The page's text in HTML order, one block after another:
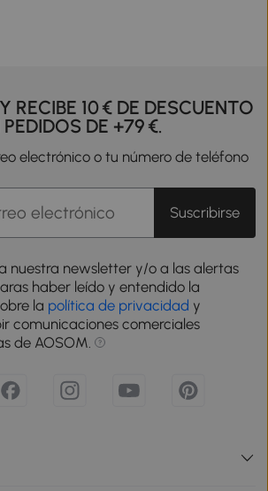
RECIBE 10 € DE DESCUENTO
PEDIDOS DE +79 €.
electrónico o tu número de teléfono
Suscribirse
nuestra newsletter y/o a las alertas
haber leído y entendido la
la política de privacidad y
comunicaciones comerciales
de AOSOM.